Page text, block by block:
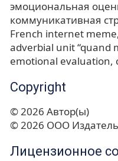
эмоциональная
коммуникативная
French internet meme
adverbial unit “quand
emotional evaluation
Copyright
© 2026 Автор(ы)
© 2026 ООО
Лицензионное